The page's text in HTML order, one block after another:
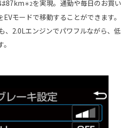
87km＊2を実現。通勤や毎日のお買い
モードで移動することができます。
、2.0Lエンジンでパワフルながら、低